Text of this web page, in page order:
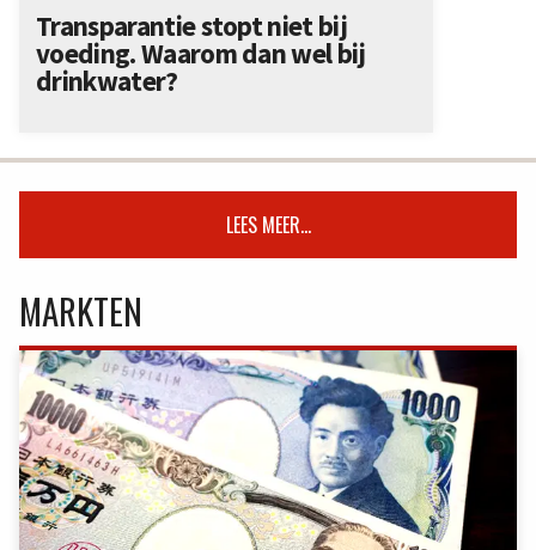
Transparantie stopt niet bij
voeding. Waarom dan wel bij
drinkwater?
LEES MEER...
MARKTEN